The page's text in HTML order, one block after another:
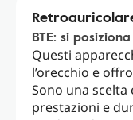
BTE: si
Questi
l’orecchio e
Sono una
prestazioni e